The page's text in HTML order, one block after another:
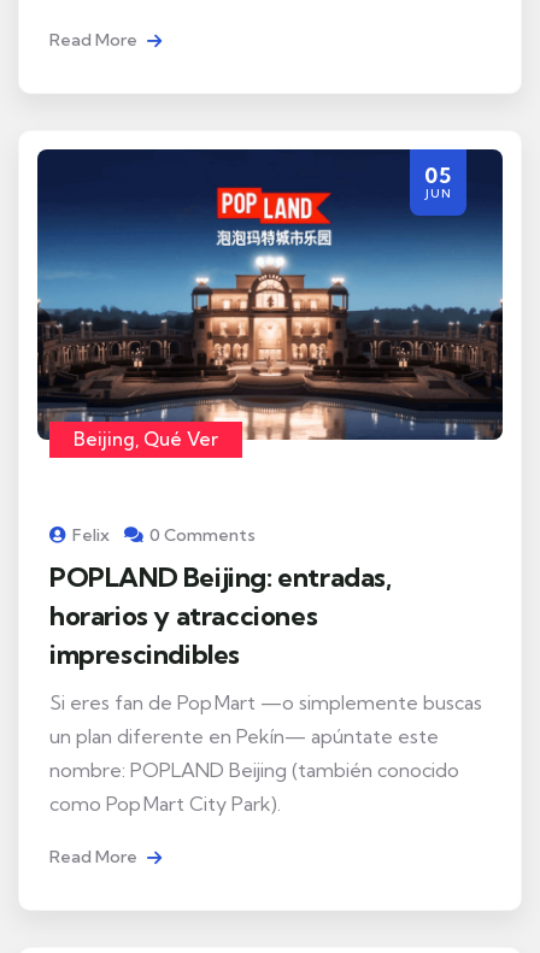
Read More
05
JUN
Beijing Qué Ver
Felix 0 Comments
POPLAND Beijing: entradas,
horarios y atracciones
imprescindibles
Si eres fan de Pop Mart —o simplemente buscas
un plan diferente en Pekín— apúntate este
nombre: POPLAND Beijing (también conocido
como Pop Mart City Park).
Read More